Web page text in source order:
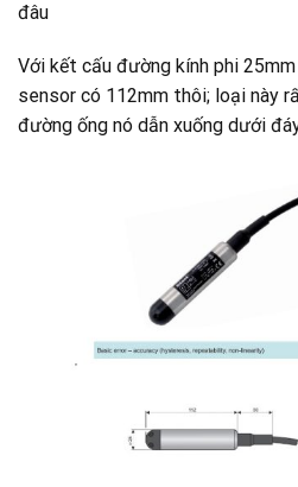
đâu
Với kết cấu đường kính phi
sensor có 112mm thôi; loại này
đường ống nó dẫn xuống dưới